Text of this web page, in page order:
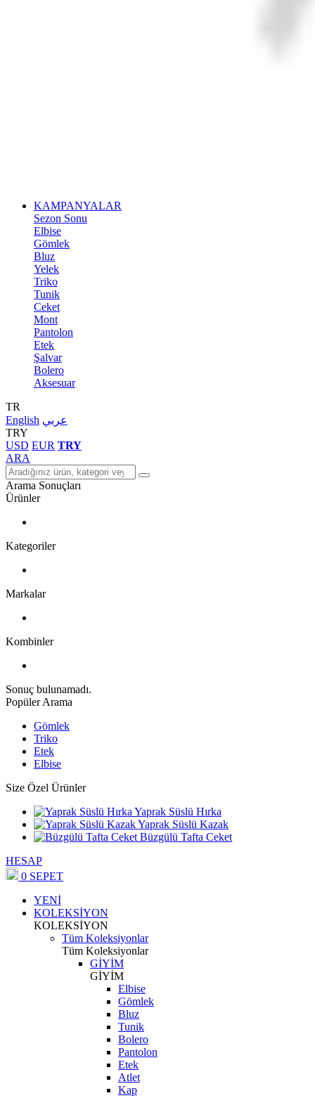
KAMPANYALAR
Sezon Sonu
Elbise
Gömlek
Bluz
Yelek
Triko
Tunik
Ceket
Mont
Pantolon
Etek
Şalvar
Bolero
Aksesuar
TR
English عربي
TRY
USD EUR TRY
ARA
Arama Sonuçları
Ürünler
Kategoriler
Markalar
Kombinler
Sonuç bulunamadı.
Popüler Arama
Gömlek
Triko
Etek
Elbise
Size Özel Ürünler
Yaprak Süslü Hırka
Yaprak Süslü Kazak
Büzgülü Tafta Ceket
HESAP
0 SEPET
YENİ
KOLEKSİYON
KOLEKSİYON
Tüm Koleksiyonlar
Tüm Koleksiyonlar
GİYİM
GİYİM
Elbise
Gömlek
Bluz
Tunik
Bolero
Pantolon
Etek
Atlet
Kap